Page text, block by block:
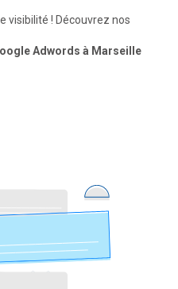
visibilité ! Découvrez nos
Adwords à Marseille